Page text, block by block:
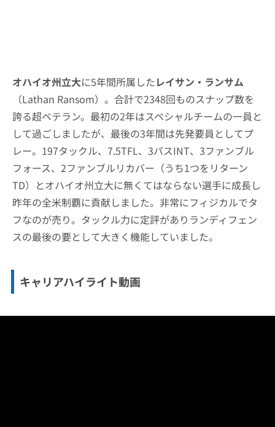
オハイオ州立大に5年間所属したレイサン・ランサム
（Lathan Ransom）。合計で2348回ものスナップ数を
誇る超ベテラン。最初の2年はスペシャルチームの一員と
して過ごしましたが、最後の3年間は先発要員としてプ
レー。197タックル、7.5TFL、3パスINT、3ファンブル
フォース、2ファンブルリカバー（うち1つをリターン
TD）とオハイオ州立大に無くてはならない選手に成長し
昨年の全米制覇に貢献しました。非常にフィジカルでタ
フなのが売り。タックル力に定評がありランディフェン
スの最後の要として大きく機能していました。
キャリアハイライト動画